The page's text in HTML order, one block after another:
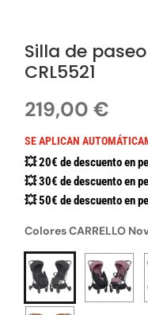
Silla de paseo
CRL5521
219,00€
SE APLICAN
💥 20€ de descuento en
💥 30€ de descuento en
💥 50€ de descuento en
Colores CARRELLO